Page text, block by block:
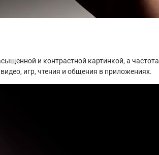
и контрастной картинкой, а частота
игр, чтения и общения в приложениях.